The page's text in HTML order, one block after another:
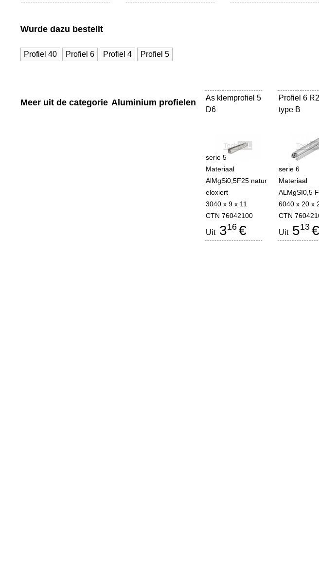
Wurde dazu bestellt
Profiel 40 Profiel 6 Profiel 4 Profiel 5
Meer uit de categorie Aluminium profielen
As klemprofiel 5
D6
-
serie 5
Materiaal
AlMgSi0,5F25 natur
eloxiert
3040 x 9 x 11
CTN 76042100
Uit316 €
Profiel 6
type B
-
serie 6
Materiaal
ALMgSI0,5
6040 x 20 x
CTN
Uit513 €